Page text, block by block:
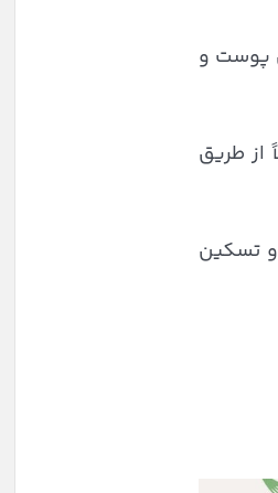
پوست و
از طریق
تسکین